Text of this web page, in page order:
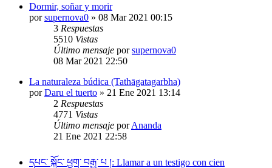
Dormir, soñar y morir
porsupernova0 » 08 Mar 2021 00:15
3 Respuestas
5510 Vistas
Último mensaje porsupernova0
08 Mar 2021 22:50
La naturaleza búdica (Tathāgatagarbha)
porDaru el tuerto » 21 Ene 2021 13:14
2 Respuestas
4771 Vistas
Último mensaje porAnanda
21 Ene 2021 22:58
དཔང་ སྐོང་ ཕྱག་ བརྒྱ་ པ །: Llamar a un testigo con cien